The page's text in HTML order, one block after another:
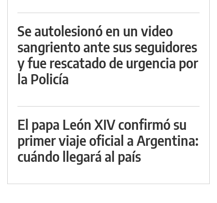
Se autolesionó en un video
sangriento ante sus seguidores
y fue rescatado de urgencia por
la Policía
El papa León XIV confirmó su
primer viaje oficial a Argentina:
cuándo llegará al país